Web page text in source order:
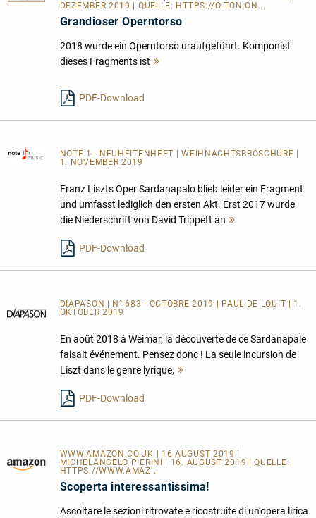
DEZEMBER 2019 | QUELLE: HTTPS://O-TON.ON...
Grandioser Operntorso
2018 wurde ein Operntorso uraufgeführt. Komponist
dieses Fragments ist
PDF-Download
NOTE 1 - NEUHEITENHEFT
| WEIHNACHTSBROSCHÜRE |
1. NOVEMBER 2019
Franz Liszts Oper Sardanapalo blieb leider ein Fragment
und umfasst lediglich den ersten Akt. Erst 2017 wurde
die Niederschrift von David Trippett an
PDF-Download
DIAPASON | N° 683 - OCTOBRE 2019 | PAUL DE LOUIT | 1.
OKTOBER 2019
En août 2018 à Weimar, la découverte de ce Sardanapale
faisait événement. Pensez donc ! La seule incursion de
Liszt dans le genre lyrique,
PDF-Download
WWW.AMAZON.CO.UK | 16 AUGUST 2019 |
MICHELANGELO PIERINI | 16. AUGUST 2019 | QUELLE:
HTTPS://WWW.AMAZ...
Scoperta interessantissima!
Ascoltare le sezioni ritrovate e ricostruite di un'opera lirica